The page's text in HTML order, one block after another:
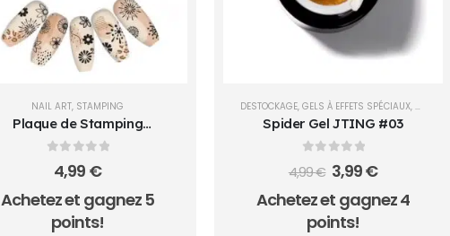
NAIL ART, STAMPING
Plaque de Stamping
MaiSheng-37
sur 5
4,99 €
Achetez et gagnez 5
points!
DESTOCKAGE, GELS À EFFETS SPÉCIAUX, NAIL ART
Spider Gel JTING #03
sur 5
4,99€ Le
prix
initial
était :
3,99€Le
actuel
Achetez et gagnez 4
points!